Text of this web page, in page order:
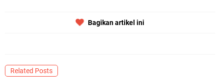
Qurban dari Bupati & Kepala DPMPTSP Gresik
Kurban untuk Ratusan Warga
Bagikan artikel ini
Related Posts